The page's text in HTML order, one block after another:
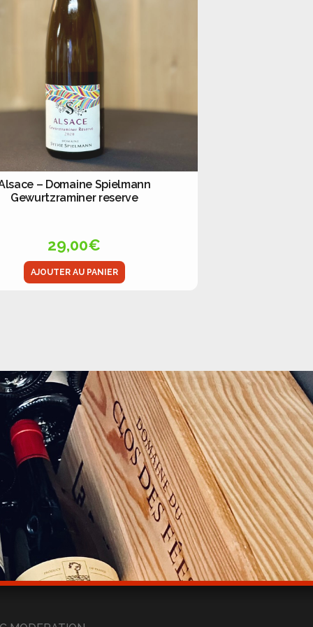
– Domaine Spielmann
Gewurtzraminer reserve
29,00€
AJOUTER AU PANIER